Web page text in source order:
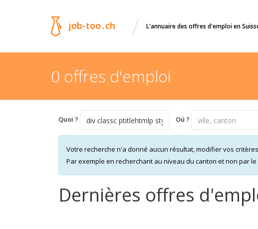
job-too.ch / L'annuaire des offres d'emploi en
0 offres d'emploi
Quoi ? Oú ?
Votre recherche n'a donné aucun résultat, modifier vos
Par exemple en recherchant au niveau du canton et non par le
Dernières offres